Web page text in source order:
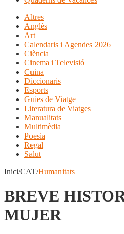
Altres
Anglès
Art
Calendaris i Agendes 2026
Ciència
Cinema i Televisió
Cuina
Diccionaris
Esports
Guies de Viatge
Literatura de Viatges
Manualitats
Multimèdia
Poesia
Regal
Salut
Inici/CAT/Humanitats
BREVE
MUJER